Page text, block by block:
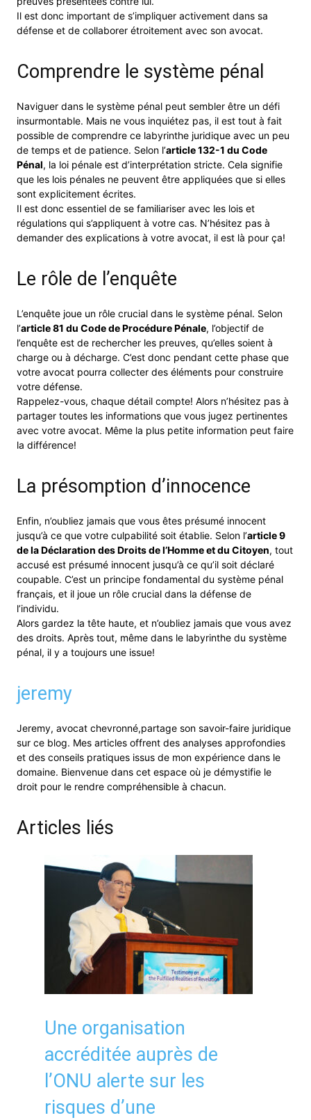
Il est donc important de s’impliquer activement dans sa
défense et de collaborer étroitement avec son avocat.
Comprendre le système pénal
Naviguer dans le système pénal peut sembler être un défi
insurmontable. Mais ne vous inquiétez pas, il est tout à fait
possible de comprendre ce labyrinthe juridique avec un peu
de temps et de patience. Selon l’article 132-1 du Code
Pénal, la loi pénale est d’interprétation stricte. Cela signifie
que les lois pénales ne peuvent être appliquées que si elles
sont explicitement écrites.
Il est donc essentiel de se familiariser avec les lois et
régulations qui s’appliquent à votre cas. N’hésitez pas à
demander des explications à votre avocat, il est là pour ça!
Le rôle de l’enquête
L’enquête joue un rôle crucial dans le système pénal. Selon
l’article 81 du Code de Procédure Pénale, l’objectif de
l’enquête est de rechercher les preuves, qu’elles soient à
charge ou à décharge. C’est donc pendant cette phase que
votre avocat pourra collecter des éléments pour construire
votre défense.
Rappelez-vous, chaque détail compte! Alors n’hésitez pas à
partager toutes les informations que vous jugez pertinentes
avec votre avocat. Même la plus petite information peut faire
la différence!
La présomption d’innocence
Enfin, n’oubliez jamais que vous êtes présumé innocent
jusqu’à ce que votre culpabilité soit établie. Selon l’article 9
de la Déclaration des Droits de l’Homme et du Citoyen, tout
accusé est présumé innocent jusqu’à ce qu’il soit déclaré
coupable. C’est un principe fondamental du système pénal
français, et il joue un rôle crucial dans la défense de
l’individu.
Alors gardez la tête haute, et n’oubliez jamais que vous avez
des droits. Après tout, même dans le labyrinthe du système
pénal, il y a toujours une issue!
jeremy
Jeremy, avocat chevronné,partage son savoir-faire juridique
sur ce blog. Mes articles offrent des analyses approfondies
et des conseils pratiques issus de mon expérience dans le
domaine. Bienvenue dans cet espace où je démystifie le
droit pour le rendre compréhensible à chacun.
Articles liés
Une organisation
accréditée auprès de
l’ONU alerte sur les
risques d’une